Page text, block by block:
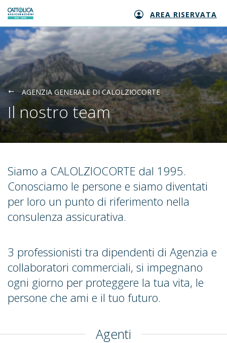
Generali logo AREA RISERVATA
AGENZIA GENERALE DI CALOLZIOCORTE
Il nostro team
Siamo a CALOLZIOCORTE dal 1995.
Conosciamo le persone e siamo diventati
per loro un punto di riferimento nella
consulenza assicurativa.
3 professionisti tra dipendenti di Agenzia e
collaboratori commerciali, si impegnano
ogni giorno per proteggere la tua vita, le
persone che ami e il tuo futuro.
Agenti